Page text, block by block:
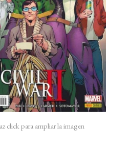
click para ampliar la imagen